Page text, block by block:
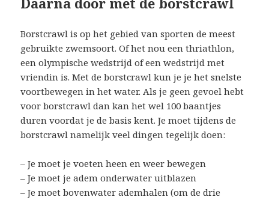
Borstcrawl is op het gebied van sporten de meest
gebruikte zwemsoort. Of het nou een thriathlon,
een olympische wedstrijd of een wedstrijd met
vriendin is. Met de borstcrawl kun je je het snelste
voortbewegen in het water. Als je geen gevoel hebt
voor borstcrawl dan kan het wel 100 baantjes
duren voordat je de basis kent. Je moet tijdens de
borstcrawl namelijk veel dingen tegelijk doen:
– Je moet je voeten heen en weer bewegen
– Je moet je adem onderwater uitblazen
– Je moet bovenwater ademhalen (om de drie